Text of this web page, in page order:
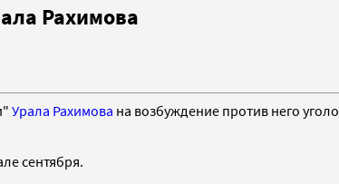
Рахимова
Урала Рахимова на возбуждение против него
сентября.